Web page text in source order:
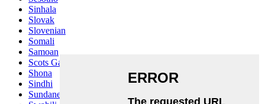
Sinhala
Slovak
Slovenian
Somali
Samoan
Scots Gaelic
Shona
Sindhi
Sundanese